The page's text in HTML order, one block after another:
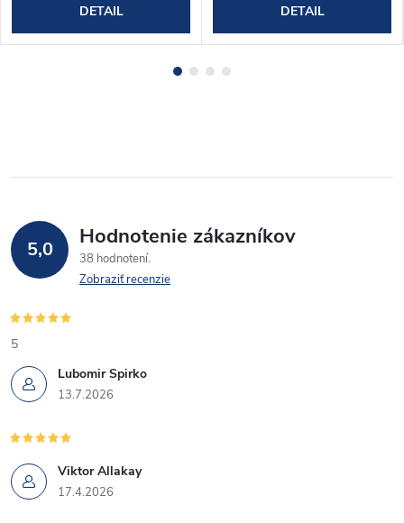
DETAIL DETAIL
5,0 Hodnotenie zákazníkov
38 hodnotení
Zobraziť recenzie
Lubomir Spirko
13.7.2026
5
Viktor Allakay
17.4.2026